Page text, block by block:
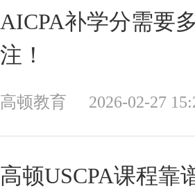
AICPA补学分需要
注！
高顿教育 2026-02-27
高顿USCPA课程靠